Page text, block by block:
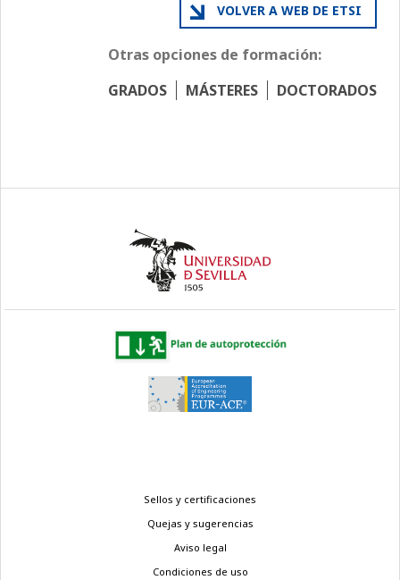
VOLVER A WEB DE ETSI
Otras opciones de formación:
GRADOS
MÁSTERES DOCTORADOS
Sellos y certificaciones
Quejas y sugerencias
Aviso legal
Condiciones de uso